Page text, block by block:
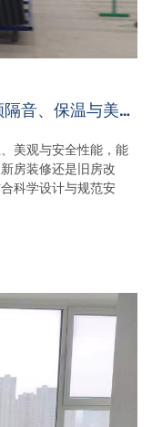
音、保温与美观
美观与安全性能，能
房装修还是旧房改
科学设计与规范安